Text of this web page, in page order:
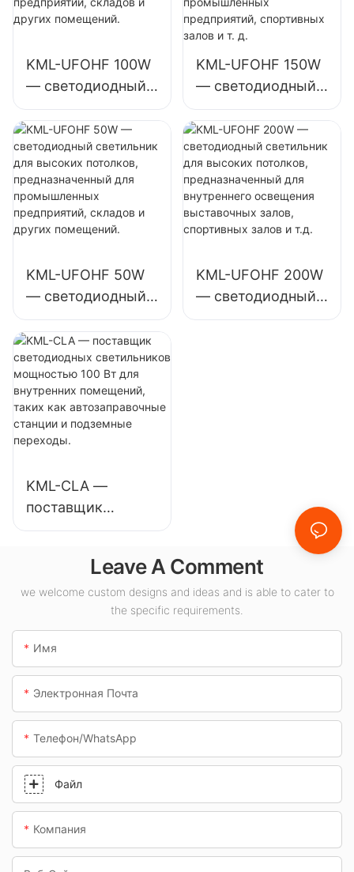
переходы.
KML-UFOHF 100W
— светодиодный
светильник для
высоких
потолков,
предназначенный
для
промышленных
предприятий,
помещений.
KML-UFOHF 150W
— светодиодный
светильник для
высоких
потолков,
предназначенный
для внутреннего
освещения
промышленных
спортивных залов
и т. д.
KML-UFOHF 50W
— светодиодный
светильник для
высоких
потолков,
предназначенный
для
промышленных
предприятий,
помещений.
KML-UFOHF 200W
— светодиодный
светильник для
KML-CLA —
поставщик
светодиодных
мощностью 100
Вт для внутренних
помещений, таких
как
автозаправочные
станции и
подземные
переходы.
Leave A Comment
we welcome custom designs and ideas and is able to cater to
the specific requirements.
Имя
Электронная Почта
Телефон/WhatsApp
Файл
Компания